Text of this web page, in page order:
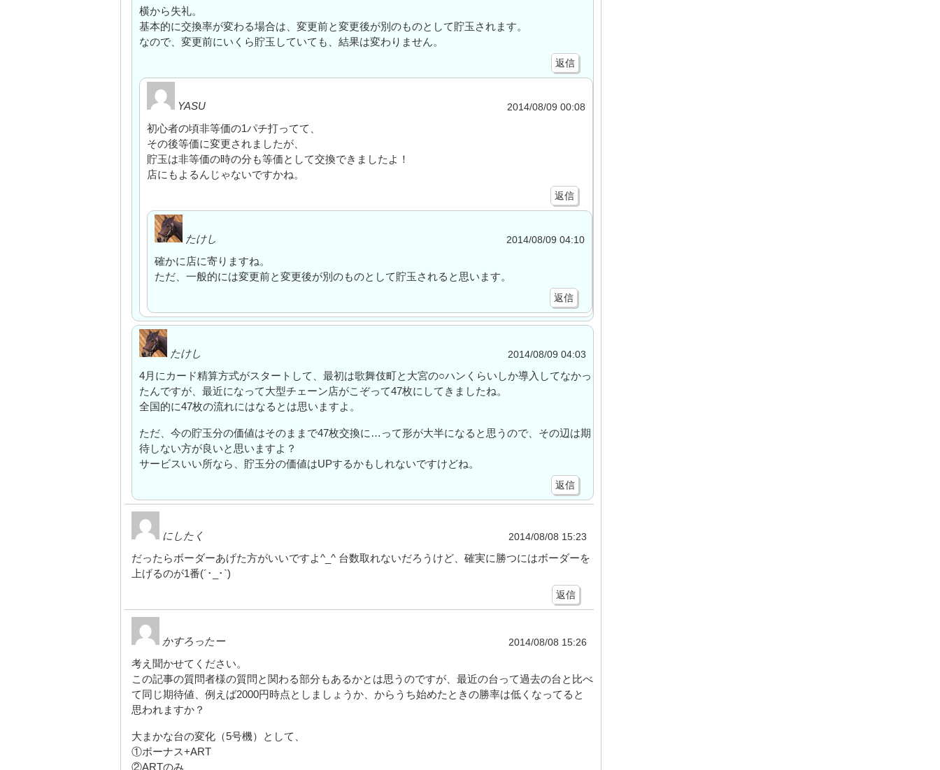
横から失礼。
基本的に交換率が変わる場合は、変更前と変更後が別のものとして貯玉されます。
なので、変更前にいくら貯玉していても、結果は変わりません。
返信
YASU 2014/08/09 00:08
初心者の頃非等価の1パチ打ってて、
その後等価に変更されましたが、
貯玉は非等価の時の分も等価として交換できましたよ！
店にもよるんじゃないですかね。
返信
たけし 2014/08/09 04:10
確かに店に寄りますね。
ただ、一般的には変更前と変更後が別のものとして貯玉されると思います。
返信
たけし 2014/08/09 04:03
4月にカード精算方式がスタートして、最初は歌舞伎町と大宮の○ハンくらいしか導入してなかっ
たんですが、最近になって大型チェーン店がこぞって47枚にしてきましたね。
全国的に47枚の流れにはなるとは思いますよ。
ただ、今の貯玉分の価値はそのままで47枚交換に…って形が大半になると思うので、その辺は期
待しない方が良いと思いますよ？
サービスいい所なら、貯玉分の価値はUPするかもしれないですけどね。
返信
にしたく 2014/08/08 15:23
だったらボーダーあげた方がいいですよ^_^ 台数取れないだろうけど、確実に勝つにはボーダーを
上げるのが1番(´･_･`)
返信
かすろったー 2014/08/08 15:26
考え聞かせてください。
この記事の質問者様の質問と関わる部分もあるかとは思うのですが、最近の台って過去の台と比べ
て同じ期待値、例えば2000円時点としましょうか、からうち始めたときの勝率は低くなってると
思われますか？
大まかな台の変化（5号機）として、
①ボーナス+ART
②ARTのみ